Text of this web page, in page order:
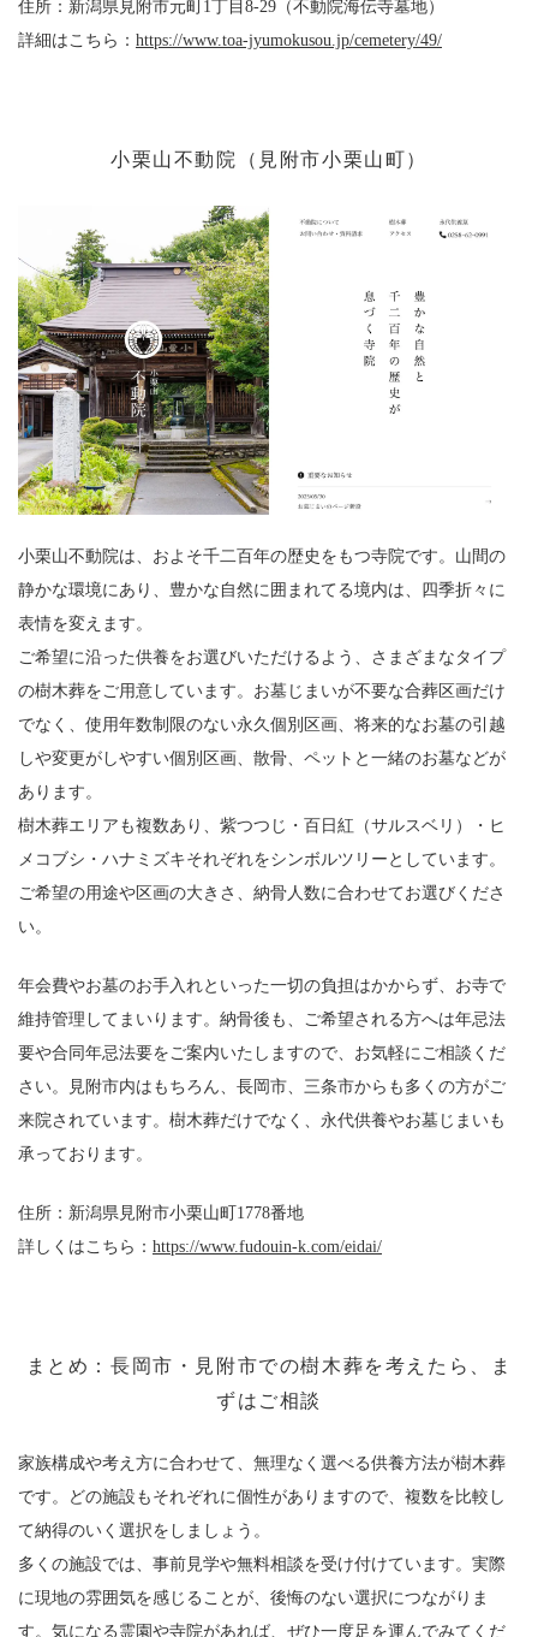
住所：新潟県見附市元町1丁目8-29（不動院海伝寺墓地）
詳細はこちら： https://www.toa-jyumokusou.jp/cemetery/49/
小栗山不動院（見附市小栗山町）
小栗山不動院は、およそ千二百年の歴史をもつ寺院です。山間の
静かな環境にあり、豊かな自然に囲まれてる境内は、四季折々に
表情を変えます。
ご希望に沿った供養をお選びいただけるよう、さまざまなタイプ
の樹木葬をご用意しています。お墓じまいが不要な合葬区画だけ
でなく、使用年数制限のない永久個別区画、将来的なお墓の引越
しや変更がしやすい個別区画、散骨、ペットと一緒のお墓などが
あります。
樹木葬エリアも複数あり、紫つつじ・百日紅（サルスベリ）・ヒ
メコブシ・ハナミズキそれぞれをシンボルツリーとしています。
ご希望の用途や区画の大きさ、納骨人数に合わせてお選びくださ
い。
年会費やお墓のお手入れといった一切の負担はかからず、お寺で
維持管理してまいります。納骨後も、ご希望される方へは年忌法
要や合同年忌法要をご案内いたしますので、お気軽にご相談くだ
さい。見附市内はもちろん、長岡市、三条市からも多くの方がご
来院されています。樹木葬だけでなく、永代供養やお墓じまいも
承っております。
住所：新潟県見附市小栗山町1778番地
詳しくは こちら： https://www.fudouin-k.com/eidai/
まとめ：長岡市・見附市での樹木葬を考えたら、ま
ずはご相談
家族構成や考え方に合わせて、無理なく選べる供養方法が樹木葬
です。どの施設もそれぞれに個性がありますので、複数を比較し
て納得のいく選択をしましょう。
多くの施設では、事前見学や無料相談を受け付けています。実際
に現地の雰囲気を感じることが、後悔のない選択につながりま
す。気になる霊園や寺院があれば、ぜひ一度足を運んでみてくだ